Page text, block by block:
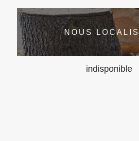
NOUS
indisponible